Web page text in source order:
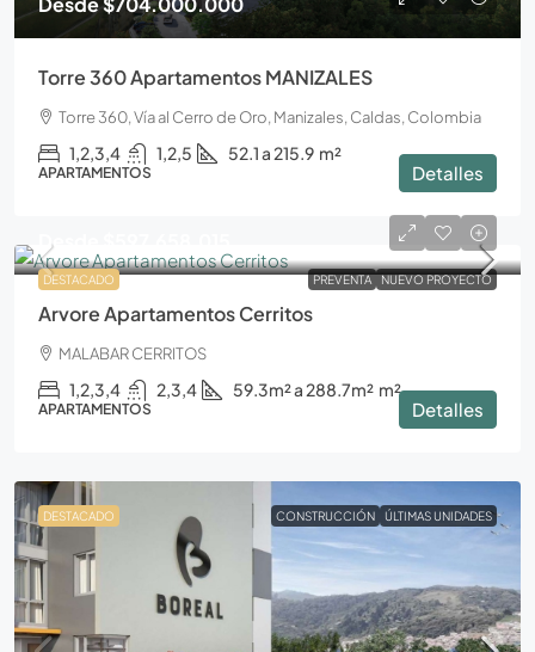
Torre 360 Apartamentos MANIZALES
Torre 360, Vía al Cerro de Oro, Manizales, Caldas, Colombia
1,2,3,4 1,2,5 52.1 a 215.9 m²
APARTAMENTOS Detalles
DESTACADO PREVENTA NUEVO PROYECTO
Desde
Arvore Apartamentos Cerritos
MALABAR CERRITOS
1,2,3,4 2,3,4 59.3m² a 288.7m² m²
APARTAMENTOS Detalles
DESTACADO CONSTRUCCIÓN ÚLTIMAS UNIDADES